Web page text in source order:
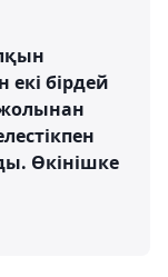
бірдей
Өкінішке